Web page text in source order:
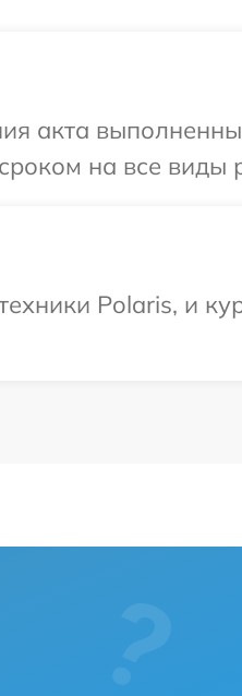
акта
на все виды
Polaris, и